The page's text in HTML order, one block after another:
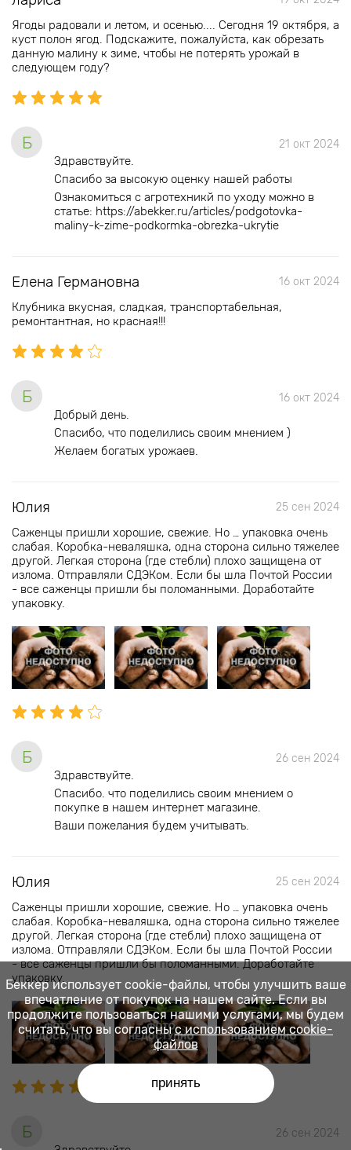
Ягоды радовали и летом, и осенью.... Сегодня 19 октября, а
куст полон ягод. Подскажите, пожалуйста, как обрезать
данную малину к зиме, чтобы не потерять урожай в
следующем году?
Б 21 окт 2024
Здравствуйте.
Спасибо за высокую оценку нашей работы
Ознакомиться с агротехникй по уходу можно в
статье: https://abekker.ru/articles/podgotovka-
maliny-k-zime-podkormka-obrezka-ukrytie
Елена Германовна 16 окт 2024
Клубника вкусная, сладкая, транспортабельная,
ремонтантная, но красная!!!
Б 16 окт 2024
Добрый день.
Спасибо, что поделились своим мнением )
Желаем богатых урожаев.
Юлия 25 сен 2024
Саженцы пришли хорошие, свежие. Но … упаковка очень
слабая. Коробка-неваляшка, одна сторона сильно тяжелее
другой. Легкая сторона (где стебли) плохо защищена от
излома. Отправляли СДЭКом. Если бы шла Почтой России
- все саженцы пришли бы поломанными. Доработайте
упаковку.
Б 26 сен 2024
Здравствуйте.
Спасибо. что поделились своим мнением о
покупке в нашем интернет магазине.
Ваши пожелания будем учитывать.
Юлия 25 сен 2024
Саженцы пришли хорошие, свежие. Но … упаковка очень
слабая. Коробка-неваляшка, одна сторона сильно тяжелее
другой. Легкая сторона (где стебли) плохо защищена от
излома. Отправляли СДЭКом. Если бы шла Почтой России
- все саженцы пришли бы поломанными. Доработайте
упаковку.
Б 26 сен 2024
Беккер использует cookie-файлы, чтобы улучшить ваше
впечатление от покупок на нашем сайте. Если вы
продолжите пользоваться нашими услугами, мы будем
считать, что вы согласны с использованием cookie-
файлов
принять